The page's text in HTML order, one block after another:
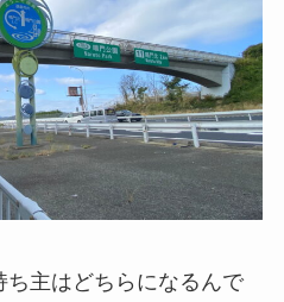
ち主はどちらになるんで